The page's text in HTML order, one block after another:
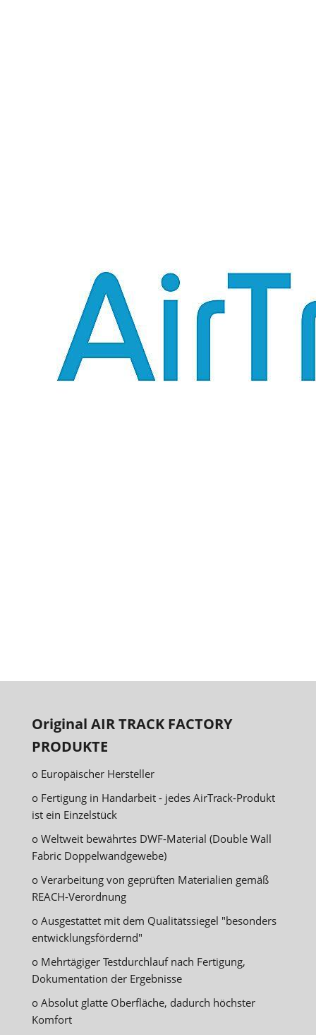
Original AIR TRACK FACTORY
PRODUKTE
o Europäischer Hersteller
o Fertigung in Handarbeit - jedes AirTrack-Produkt
ist ein Einzelstück
o Weltweit bewährtes DWF-Material (Double Wall
Fabric Doppelwandgewebe)
o Verarbeitung von geprüften Materialien gemäß
REACH-Verordnung
o Ausgestattet mit dem Qualitätssiegel "besonders
entwicklungsfördernd"
o Mehrtägiger Testdurchlauf nach Fertigung,
Dokumentation der Ergebnisse
o Absolut glatte Oberfläche, dadurch höchster
Komfort